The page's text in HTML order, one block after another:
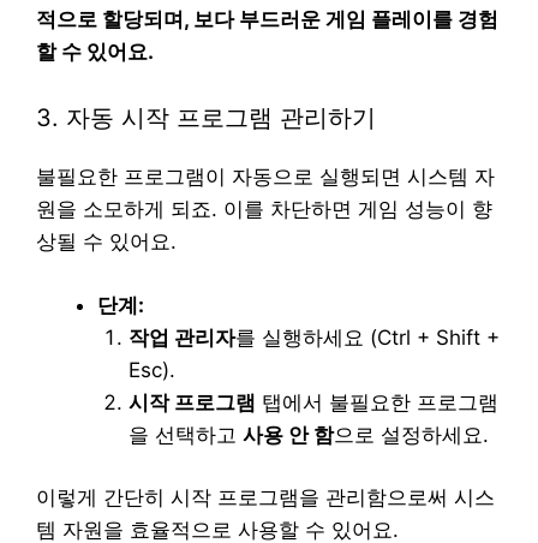
적으로 할당되며, 보다 부드러운 게임 플레이를 경험
할 수 있어요.
3. 자동 시작 프로그램 관리하기
불필요한 프로그램이 자동으로 실행되면 시스템 자
원을 소모하게 되죠. 이를 차단하면 게임 성능이 향
상될 수 있어요.
단계:
작업 관리자를 실행하세요 (Ctrl + Shift +
Esc).
시작 프로그램 탭에서 불필요한 프로그램
을 선택하고 사용 안 함으로 설정하세요.
이렇게 간단히 시작 프로그램을 관리함으로써 시스
템 자원을 효율적으로 사용할 수 있어요.